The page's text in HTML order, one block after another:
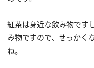
紅茶は身近な飲み物です
み物ですので、せっかく
ね。